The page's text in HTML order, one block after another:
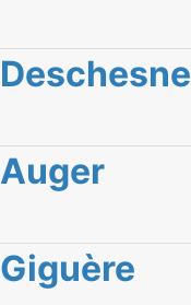
Deschesne
Auger
Giguère